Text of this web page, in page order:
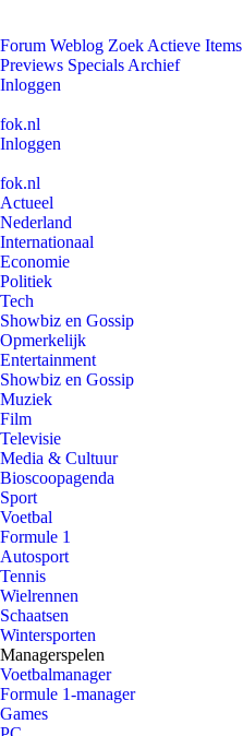
Forum Weblog Zoek Actieve Items
Previews Specials Archief
Inloggen
fok.nl
Inloggen
fok.nl
Actueel
Nederland
Internationaal
Economie
Politiek
Tech
Showbiz en Gossip
Opmerkelijk
Entertainment
Showbiz en Gossip
Muziek
Film
Televisie
Media & Cultuur
Bioscoopagenda
Sport
Voetbal
Formule 1
Autosport
Tennis
Wielrennen
Schaatsen
Wintersporten
Managerspelen
Voetbalmanager
Formule 1-manager
Games